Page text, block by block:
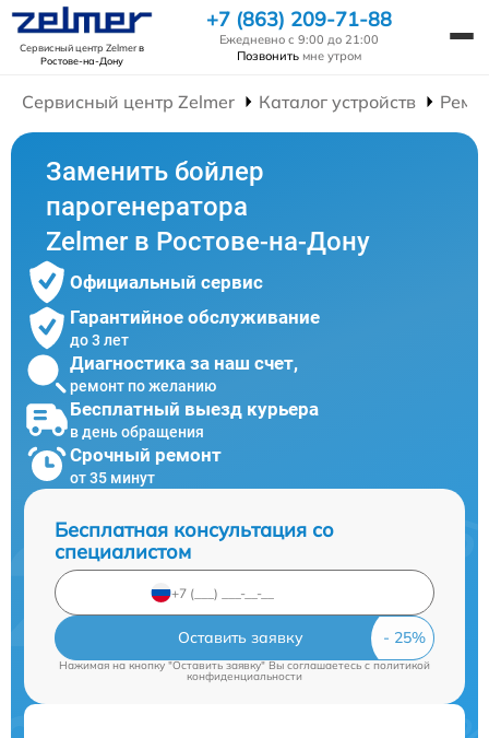
Сервисный центр Zelmerв
Ростове-на-Дону
+7 (863) 209-71-88
Ежедневно с 9:00 до 21:00
Позвонить мне утром
Сервисный центр Zelmer Каталог устройств
Заменить бойлер
парогенератора
Zelmer в Ростове-на-Дону
Официальный сервис
Гарантийное обслуживание
до 3 лет
Диагностика за наш счет,
ремонт по желанию
Бесплатный выезд курьера
в день обращения
Срочный ремонт
от 35 минут
Бесплатная консультация со
специалистом
Оставить заявку
Нажимая на кнопку "Оставить заявку" Вы соглашаетесь c политикой
конфиденциальности